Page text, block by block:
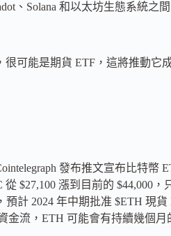
、Solana 和以太坊生態系統
很可能是期貨 ETF，這將推動它
發布推文宣布比特幣
$27,100 漲到目前的 $44,000
計 2024 年中期批准 $ETH 現
金流，ETH 可能會有持續幾個月